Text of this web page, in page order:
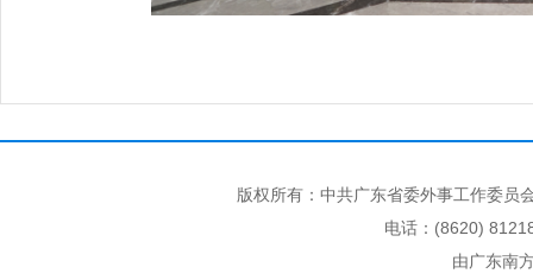
版权所有：中共广东省委外事工作委
电话：(8620)
由广东南